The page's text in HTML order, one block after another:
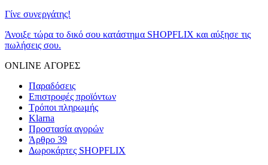
Γίνε συνεργάτης!
Άνοιξε τώρα το δικό σου κατάστημα SHOPFLIX και αύξησε τις
πωλήσεις σου.
ONLINE ΑΓΟΡΕΣ
Παραδόσεις
Επιστροφές προϊόντων
Τρόποι πληρωμής
Klarna
Προστασία αγορών
Άρθρο 39
Δωροκάρτες SHOPFLIX